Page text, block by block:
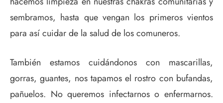
sembramos, hasta que vengan los primeros vientos
para así cuidar de la salud de los comuneros.
También estamos cuidándonos con mascarillas,
gorras, guantes, nos tapamos el rostro con bufandas,
pañuelos. No queremos infectarnos o enfermarnos.